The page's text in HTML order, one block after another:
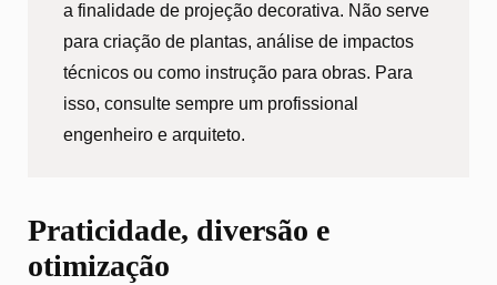
a finalidade de projeção decorativa. Não serve
para criação de plantas, análise de impactos
técnicos ou como instrução para obras. Para
isso, consulte sempre um profissional
engenheiro e arquiteto.
Praticidade, diversão e
otimização